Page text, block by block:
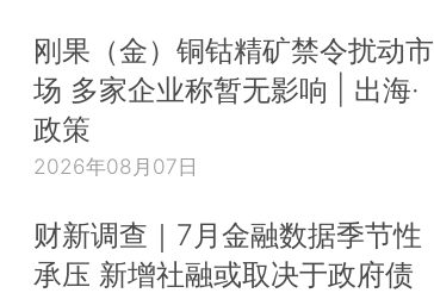
刚果（金）铜钴精矿禁令扰动市
场 多家企业称暂无影响 | 出海·
政策
2026年08月07日
财新调查｜7月金融数据季节性
承压 新增社融或取决于政府债